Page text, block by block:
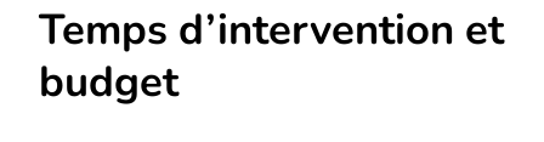
Temps d’intervention et
budget